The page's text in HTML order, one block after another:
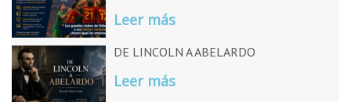
Leer más
DE LINCOLN A ABELARDO
Leer más